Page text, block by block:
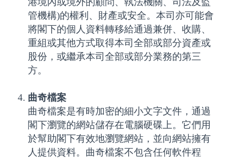
管機構)的權利、財產或安全。本司亦可能會
將閣下的個人資料轉移給通過兼併、收購、
重組或其他方式取得本司全部或部分資產或
股份，或繼承本司全部或部分業務的第三
方。
曲奇檔案
曲奇檔案是有時加密的細小文字文件，通過
閣下瀏覽的網站儲存在電腦硬碟上。它們用
於幫助閣下有效地瀏覽網站，並向網站擁有
人提供資料。曲奇檔案不包含任何軟件程